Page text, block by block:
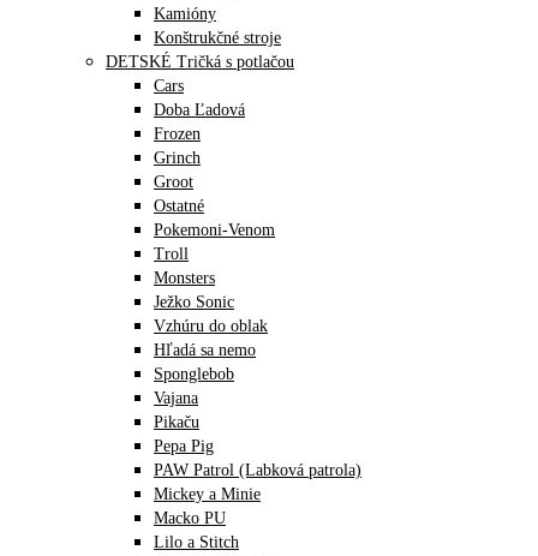
Kamióny
Konštrukčné stroje
DETSKÉ Tričká s potlačou
Cars
Doba Ľadová
Frozen
Grinch
Groot
Ostatné
Pokemoni-Venom
Troll
Monsters
Ježko Sonic
Vzhúru do oblak
Hľadá sa nemo
Sponglebob
Vajana
Pikaču
Pepa Pig
PAW Patrol (Labková patrola)
Mickey a Minie
Macko PU
Lilo a Stitch